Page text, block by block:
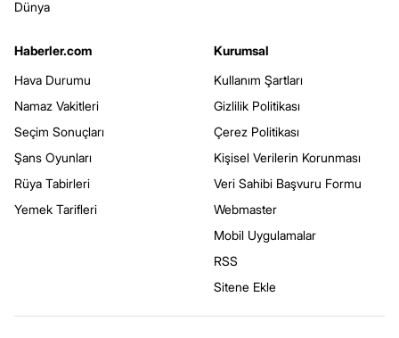
Dünya
Haberler.com
Hava Durumu
Namaz Vakitleri
Seçim Sonuçları
Şans Oyunları
Rüya Tabirleri
Yemek Tarifleri
Kurumsal
Kullanım Şartları
Gizlilik Politikası
Çerez Politikası
Kişisel Verilerin Korunması
Veri Sahibi Başvuru Formu
Webmaster
Mobil Uygulamalar
RSS
Sitene Ekle